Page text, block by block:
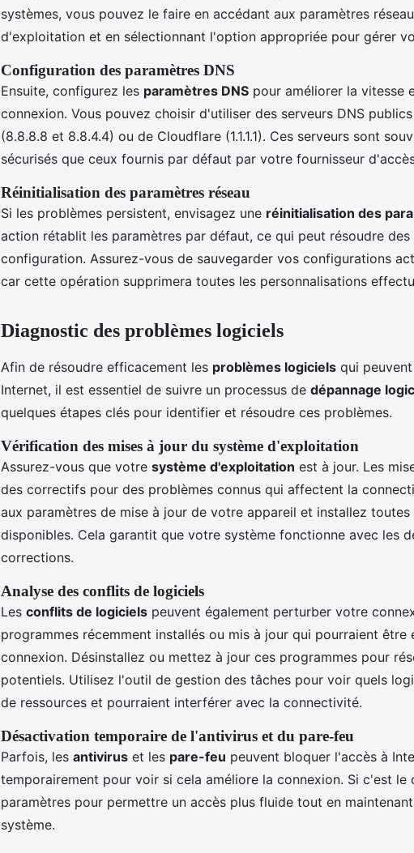
systèmes, vous pouvez le faire en accédant aux paramètres
d'exploitation et en sélectionnant l'option appropriée pour gérer
Configuration des paramètres DNS
Ensuite, configurez les paramètres DNS pour améliorer la vitesse
connexion. Vous pouvez choisir d'utiliser des serveurs DNS
(8.8.8.8 et 8.8.4.4) ou de Cloudflare (1.1.1.1). Ces serveurs sont
sécurisés que ceux fournis par défaut par votre fournisseur
Réinitialisation des paramètres réseau
Si les problèmes persistent, envisagez une réinitialisation des
action rétablit les paramètres par défaut, ce qui peut résoudre
configuration. Assurez-vous de sauvegarder vos configurations
car cette opération supprimera toutes les personnalisations
Diagnostic des problèmes logiciels
Afin de résoudre efficacement les problèmes logiciels qui
Internet, il est essentiel de suivre un processus de dépannage
quelques étapes clés pour identifier et résoudre ces problèmes.
Vérification des mises à jour du système d'exploitation
Assurez-vous que votre système d'exploitation est à jour. Les
des correctifs pour des problèmes connus qui affectent la
aux paramètres de mise à jour de votre appareil et installez toutes
disponibles. Cela garantit que votre système fonctionne avec les
corrections.
Analyse des conflits de logiciels
Les conflits de logiciels peuvent également perturber votre
programmes récemment installés ou mis à jour qui pourraient
connexion. Désinstallez ou mettez à jour ces programmes pour
potentiels. Utilisez l'outil de gestion des tâches pour voir quels
de ressources et pourraient interférer avec la connectivité.
Désactivation temporaire de l'antivirus et du pare-feu
Parfois, les antivirus et les pare-feu peuvent bloquer l'accès à
temporairement pour voir si cela améliore la connexion. Si c'est le
paramètres pour permettre un accès plus fluide tout en
système.